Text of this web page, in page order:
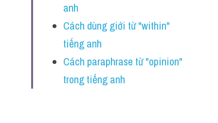
Education
Business
anh
Cách dùng giới từ "within"
tiếng anh
Cách paraphrase từ "opinion"
trong tiếng anh